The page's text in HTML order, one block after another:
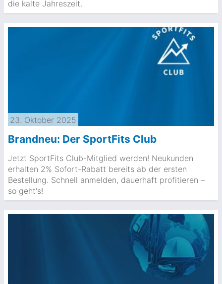
die kalte Jahreszeit.
Brandneu: Der SportFits Club
Jetzt SportFits Club-Mitglied werden! Neukunden
erhalten 2% Sofort-Rabatt bereits ab der ersten
Bestellung. Schnell anmelden, dauerhaft profitieren –
so geht's!
23. Oktober 2025